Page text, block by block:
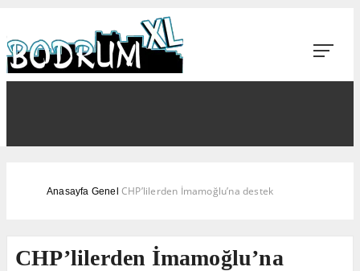
Anasayfa Genel CHP’lilerden İmamoğlu’na destek
CHP’lilerden İmamoğlu’na